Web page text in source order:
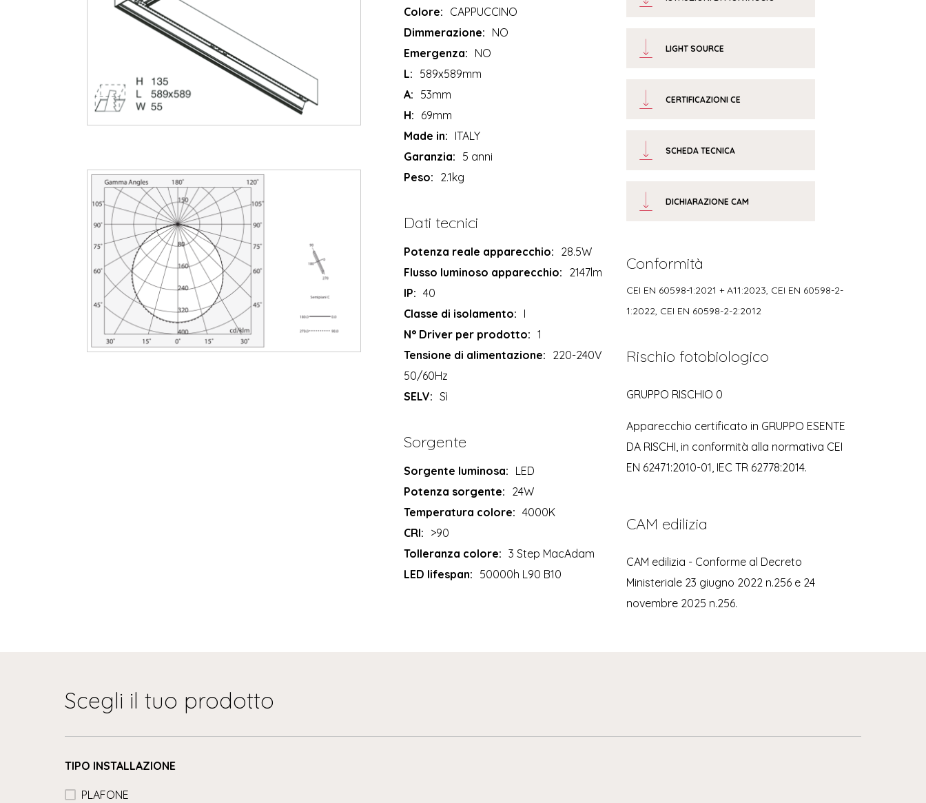
Colore: CAPPUCCINO
Dimmerazione: NO
Emergenza: NO
L: 589x589mm
A: 53mm
H: 69mm
Made in: ITALY
Garanzia: 5 anni
Peso: 2.1kg
Dati tecnici
Potenza reale apparecchio: 28.5W
Flusso luminoso apparecchio: 2147lm
IP: 40
Classe di isolamento: I
N° Driver per prodotto: 1
Tensione di alimentazione: 220-240V
50/60Hz
SELV: Sì
Sorgente
Sorgente luminosa: LED
Potenza sorgente: 24W
Temperatura colore: 4000K
CRI: >90
Tolleranza colore: 3 Step MacAdam
LED lifespan: 50000h L90 B10
LIGHT SOURCE
CERTIFICAZIONI CE
SCHEDA TECNICA
DICHIARAZIONE CAM
Conformità
CEI EN 60598-1:2021 + A11:2023, CEI EN 60598-2-
1:2022, CEI EN 60598-2-2:2012
Rischio fotobiologico
GRUPPO RISCHIO 0
Apparecchio certificato in GRUPPO ESENTE
DA RISCHI, in conformità alla normativa CEI
EN 62471:2010-01, IEC TR 62778:2014.
CAM edilizia
CAM edilizia - Conforme al Decreto
Ministeriale 23 giugno 2022 n.256 e 24
novembre 2025 n.256.
Scegli il tuo prodotto
TIPO INSTALLAZIONE
PLAFONE